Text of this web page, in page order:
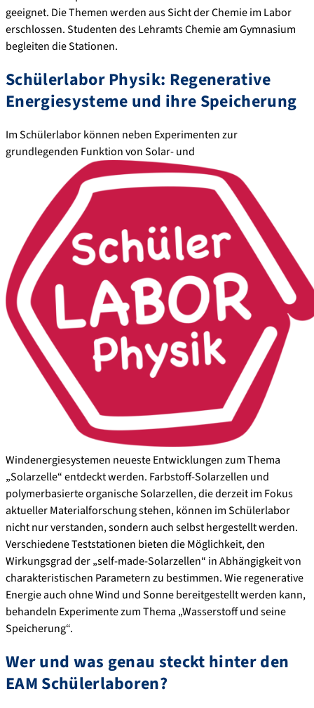
geeignet. Die Themen werden aus Sicht der Chemie im Labor
erschlossen. Studenten des Lehramts Chemie am Gymnasium
begleiten die Stationen.
Schülerlabor Physik: Regenerative
Energiesysteme und ihre Speicherung
Im Schülerlabor können neben Experimenten zur
grundlegenden Funktion von Solar- und
Windenergiesystemen neueste Entwicklungen zum Thema
„Solarzelle“ entdeckt werden. Farbstoff-Solarzellen und
polymerbasierte organische Solarzellen, die derzeit im Fokus
aktueller Materialforschung stehen, können im Schülerlabor
nicht nur verstanden, sondern auch selbst hergestellt werden.
Verschiedene Teststationen bieten die Möglichkeit, den
Wirkungsgrad der „self-made-Solarzellen“ in Abhängigkeit von
charakteristischen Parametern zu bestimmen. Wie regenerative
Energie auch ohne Wind und Sonne bereitgestellt werden kann,
behandeln Experimente zum Thema „Wasserstoff und seine
Speicherung“.
Wer und was genau steckt hinter den
EAM Schülerlaboren?